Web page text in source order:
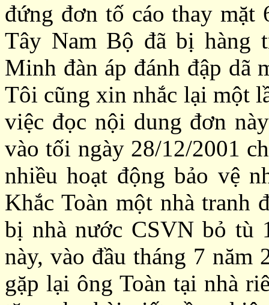
đứng đơn tố cáo thay
Tây Nam Bộ đã bị hàng
Minh đàn áp đánh đập dã
Tôi cũng xin nhắc lại một
việc đọc nội dung đơn
vào tối ngày 28/12/2001
nhiều hoạt động bảo vệ
Khắc Toàn một nhà tranh
bị nhà nước CSVN bỏ tù
này, vào đầu tháng 7
gặp lại ông Toàn tại nhà